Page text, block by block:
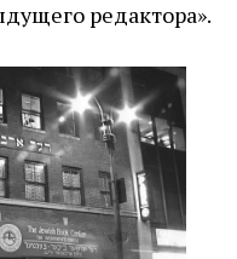
редактора».